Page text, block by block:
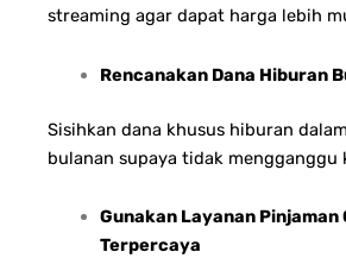
streaming agar dapat harga lebih
Rencanakan Dana Hiburan
Sisihkan dana khusus hiburan
bulanan supaya tidak mengganggu
Gunakan Layanan Pinjaman
Terpercaya